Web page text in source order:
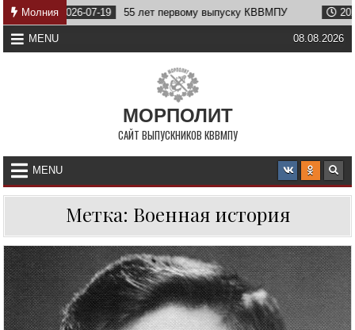
Skip
to
content
Молния
07-19 55 лет первому выпуску КВВМПУ 2026-07-07
MENU 08.08.2026
МОРПОЛИТ
САЙТ ВЫПУСКНИКОВ КВВМПУ
MENU
Метка: Военная история